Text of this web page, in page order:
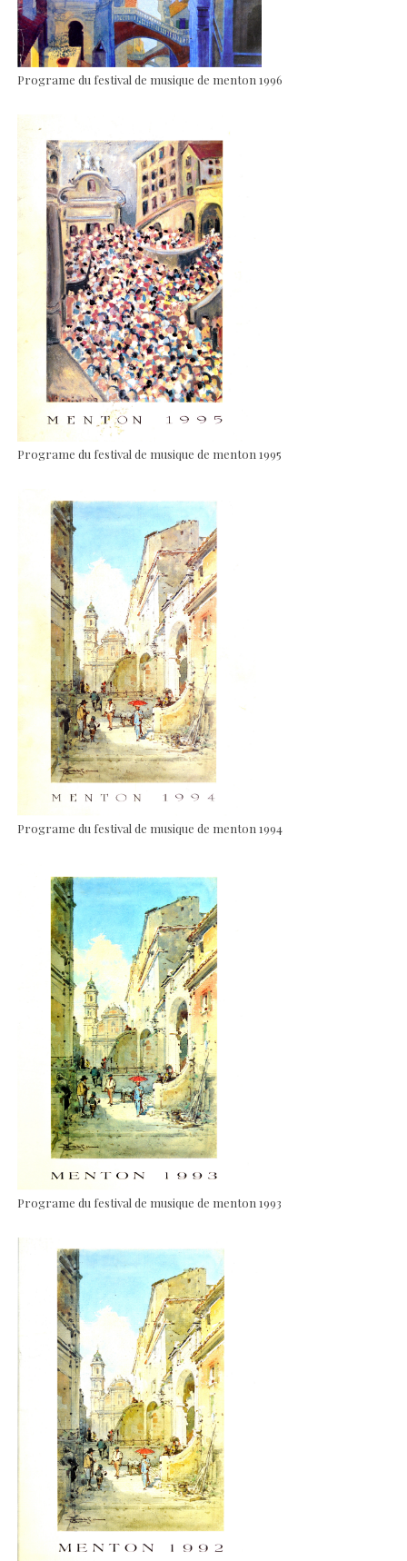
Programe du festival de musique de menton 1996
Programe du festival de musique de menton 1995
Programe du festival de musique de menton 1994
Programe du festival de musique de menton 1993